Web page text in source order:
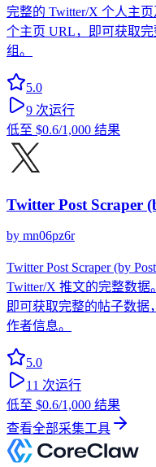
完整的 Twitter/X 个人主
个主页 URL，即可获取
组。
5.0
9 次运行
低至 $0.6/1,000 结果
Twitter Post Scraper
by mn06pz6r
Twitter Post Scraper (by
Twitter/X 推文的完整数据
即可获取完整的帖子数据
作者信息。
5.0
11 次运行
低至 $0.6/1,000 结果
查看全部采集工具